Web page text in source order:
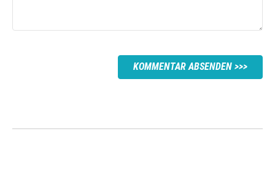
KOMMENTAR ABSENDEN